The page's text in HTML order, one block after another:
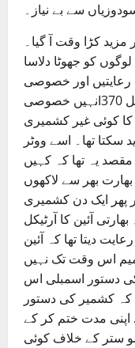
سے بے نیاز۔
کڑا وقت آ گیا۔
کو جھوٹا دلاسا
اور خصوصی
سٹیٹس دیا گیا تھا۔ بھارتی آئین کا آرٹیکل 370انہیں خصوصی
کوئی غیر کشمیری
تھا۔ اسے ووٹر
یہ تھا کہ کہیں
بھر سے لاکھوں
پھر ایک دن کشمیری
آئین کا آرٹیکل
دیتا تھا کہ آئین
ترمیم اس وقت تک نہیں
دستور اسمبلی اس
کشمیر کی دستور
اپنی مدت ختم کر کے
ستر کے خلاف کوئی